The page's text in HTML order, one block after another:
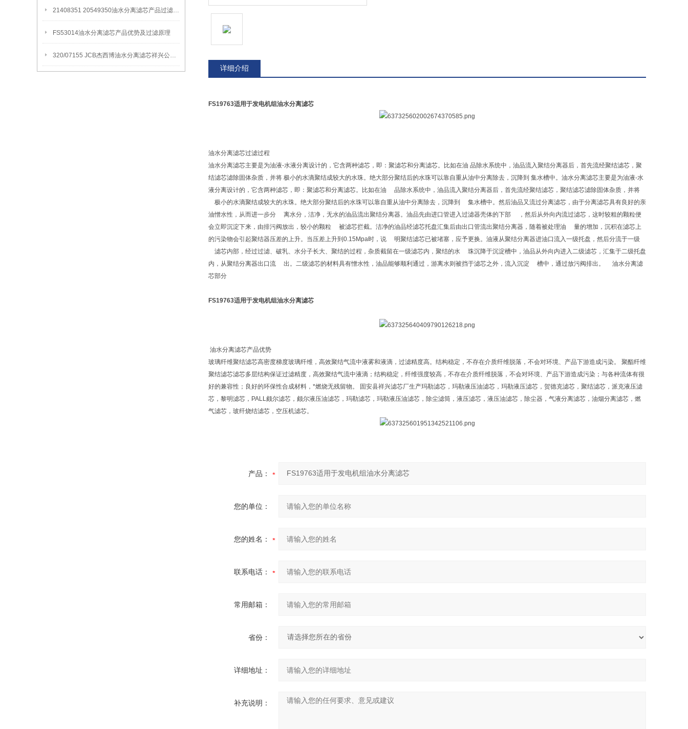
21408351 20549350油水分离滤芯产品过滤原理
FS53014油水分离滤芯产品优势及过滤原理
320/07155 JCB杰西博油水分离滤芯祥兴公司讲解产品应用领域
详细介绍
FS19763适用于发电机组油水分离滤芯
油水分离滤芯过滤过程
油水分离滤芯主要是为油液-水液分离设计的，它含两种滤芯，即：聚滤芯和分离滤芯。比如在油 品除水系统中，油品流入聚结分离器后，首先流经聚结滤芯，聚
结滤芯滤除固体杂质，并将 极小的水滴聚结成较大的水珠。绝大部分聚结后的水珠可以靠自重从油中分离除去，沉降到 集水槽中。油水分离滤芯主要是为油液-水
液分离设计的，它含两种滤芯，即：聚滤芯和分离滤芯。比如在油 品除水系统中，油品流入聚结分离器后，首先流经聚结滤芯，聚结滤芯滤除固体杂质，并将
极小的水滴聚结成较大的水珠。绝大部分聚结后的水珠可以靠自重从油中分离除去，沉降到 集水槽中。然后油品又流过分离滤芯，由于分离滤芯具有良好的亲
油憎水性，从而进一步分 离水分，洁净，无水的油品流出聚结分离器。油品先由进口管进入过滤器壳体的下部 ，然后从外向内流过滤芯，这时较粗的颗粒便
会立即沉淀下来，由排污阀放出，较小的颗粒 被滤芯拦截。洁净的油品经滤芯托盘汇集后由出口管流出聚结分离器，随着被处理油 量的增加，沉积在滤芯上
的污染物会引起聚结器压差的上升。当压差上升到0.15Mpa时，说 明聚结滤芯已被堵塞，应予更换。油液从聚结分离器进油口流入一级托盘，然后分流于一级
滤芯内部，经过过滤、破乳、水分子长大、聚结的过程，杂质截留在一级滤芯内，聚结的水 珠沉降于沉淀槽中，油品从外向内进入二级滤芯，汇集于二级托盘
内，从聚结分离器出口流 出。二级滤芯的材料具有憎水性，油品能够顺利通过，游离水则被挡于滤芯之外，流入沉淀 槽中，通过放污阀排出。 油水分离滤
芯部分
FS19763适用于发电机组油水分离滤芯
油水分离滤芯产品优势
玻璃纤维聚结滤芯高密度梯度玻璃纤维，高效聚结气流中液雾和液滴，过滤精度高。结构稳定，不存在介质纤维脱落，不会对环境、产品下游造成污染。 聚酯纤维
聚结滤芯滤芯多层结构保证过滤精度，高效聚结气流中液滴；结构稳定，纤维强度较高，不存在介质纤维脱落，不会对环境、产品下游造成污染；与各种流体有很
好的兼容性；良好的环保性合成材料，*燃烧无残留物。 固安县祥兴滤芯厂生产玛勒滤芯，玛勒液压油滤芯，玛勒液压滤芯，贺德克滤芯，聚结滤芯，派克液压滤
芯，黎明滤芯，PALL颇尔滤芯，颇尔液压油滤芯，玛勒滤芯，玛勒液压油滤芯，除尘滤筒，液压滤芯，液压油滤芯，除尘器，气液分离滤芯，油烟分离滤芯，燃
气滤芯，玻纤烧结滤芯，空压机滤芯。
产品：
您的单位：
您的姓名：
联系电话：
常用邮箱：
省份：
详细地址：
补充说明：